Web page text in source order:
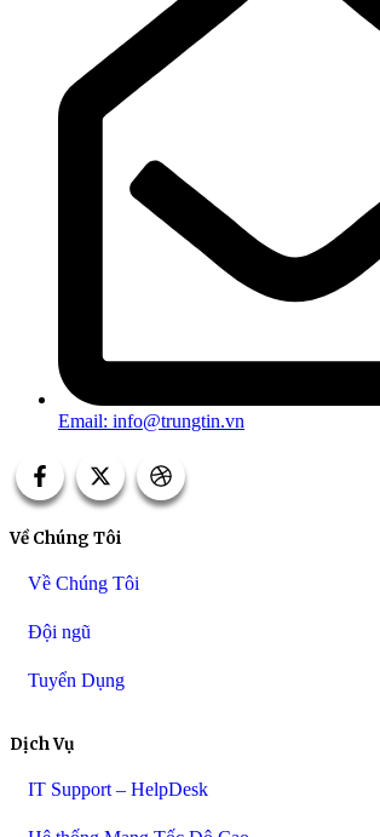
Email: info@trungtin.vn
Về Chúng Tôi
Về Chúng Tôi
Đội ngũ
Tuyển Dụng
Dịch Vụ
IT Support – HelpDesk